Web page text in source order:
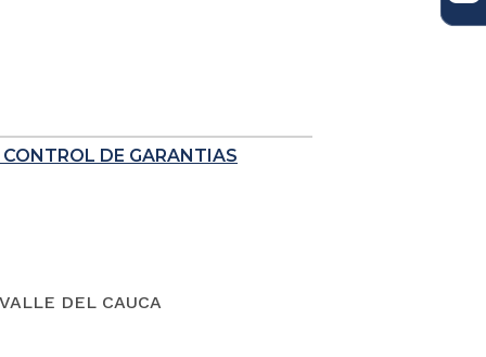
DE GARANTIAS
DEL CAUCA